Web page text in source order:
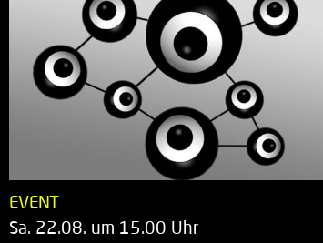
EVENT
Sa. 22.08. um 15.00 Uhr